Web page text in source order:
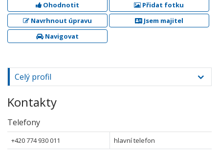
Ohodnotit
Přidat fotku
Navrhnout úpravu
Jsem majitel
Navigovat
Celý profil
Kontakty
Telefony
+420 774 930 011 hlavní telefon